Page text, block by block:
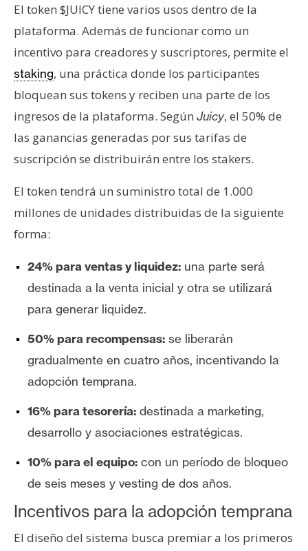
e
c
u
r
o
s
o
t
t
o
y
u
b
l
c
i
a
d
El token $JUICY tiene varios usos dentro de la
plataforma. Además de funcionar como un
incentivo para creadores y suscriptores, permite el
staking, una práctica donde los participantes
bloquean sus tokens y reciben una parte de los
ingresos de la plataforma. Según Juicy, el 50% de
las ganancias generadas por sus tarifas de
suscripción se distribuirán entre los stakers.
El token tendrá un suministro total de 1.000
millones de unidades distribuidas de la siguiente
forma:
24% para ventas y liquidez: una parte será
destinada a la venta inicial y otra se utilizará
para generar liquidez.
50% para recompensas: se liberarán
gradualmente en cuatro años, incentivando la
adopción temprana.
16% para tesorería: destinada a marketing,
desarrollo y asociaciones estratégicas.
10% para el equipo: con un período de bloqueo
de seis meses y vesting de dos años.
Incentivos para la adopción temprana
El diseño del sistema busca premiar a los primeros